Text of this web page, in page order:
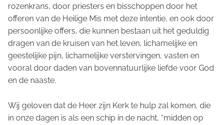
rozenkrans, door priesters en bisschoppen door het
offeren van de Heilige Mis met deze intentie, en ook door
persoonlijke offers, die kunnen bestaan uit het geduldig
dragen van de kruisen van het leven, lichamelijke en
geestelijke pijn, lichamelijke verstervingen, vasten en
vooral door daden van bovennatuurlijke liefde voor God
en de naaste.
Wij geloven dat de Heer zijn Kerk te hulp zal komen, die
in onze dagen is als een schip in de nacht, “midden op